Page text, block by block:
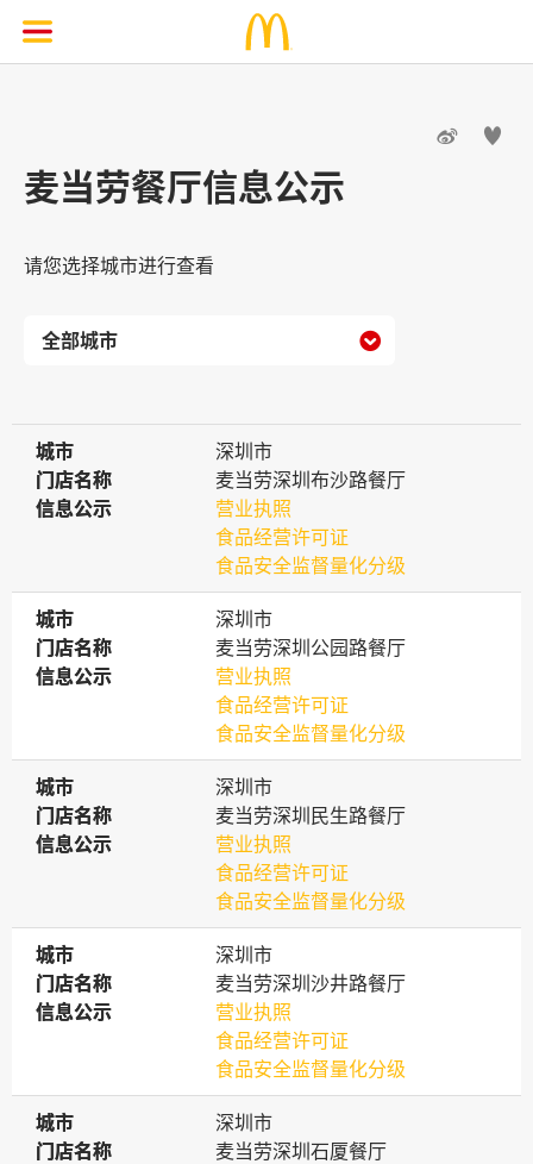
 
麦当劳餐厅信息公示
请您选择城市进行查看

城市
城市
深圳市
门店名称
门店名称
麦当劳深圳布沙路餐厅
信息公示
信息公示
营业执照
食品经营许可证
食品安全监督量化分级
城市
城市
深圳市
门店名称
门店名称
麦当劳深圳公园路餐厅
信息公示
信息公示
营业执照
食品经营许可证
食品安全监督量化分级
城市
城市
深圳市
门店名称
门店名称
麦当劳深圳民生路餐厅
信息公示
信息公示
营业执照
食品经营许可证
食品安全监督量化分级
城市
城市
深圳市
门店名称
门店名称
麦当劳深圳沙井路餐厅
信息公示
信息公示
营业执照
食品经营许可证
食品安全监督量化分级
城市
城市
深圳市
门店名称
门店名称
麦当劳深圳石厦餐厅